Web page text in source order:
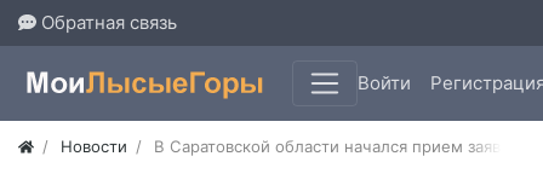
Обратная связь
Войти
Новости В Саратовской области начался прием заявок